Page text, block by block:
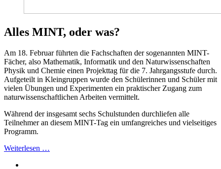
Alles MINT, oder was?
Am 18. Februar führten die Fachschaften der sogenannten MINT-
Fächer, also Mathematik, Informatik und den Naturwissenschaften
Physik und Chemie einen Projekttag für die 7. Jahrgangsstufe durch.
Aufgeteilt in Kleingruppen wurde den Schülerinnen und Schüler mit
vielen Übungen und Experimenten ein praktischer Zugang zum
naturwissenschaftlichen Arbeiten vermittelt.
Während der insgesamt sechs Schulstunden durchliefen alle
Teilnehmer an diesem MINT-Tag ein umfangreiches und vielseitiges
Programm.
Weiterlesen …